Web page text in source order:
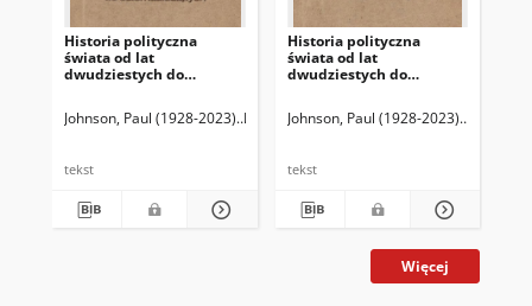
Historia polityczna
świata od lat
dwudziestych do
Johnson, Paul (1928-2023) Pisarek, Teresa. Tł. Szostkiewicz, Adam
tekst
Historia polityczna
świata od lat
dwudziestych do
Johnson, Paul (1928-2023) Pisarek,
tekst
Więcej